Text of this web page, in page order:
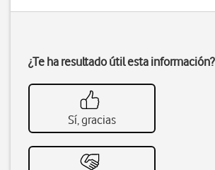
¿Te ha resultado útil esta información?
Sí, gracias